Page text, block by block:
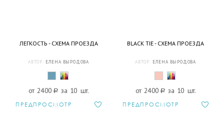
ЛЕГКОСТЬ - СХЕМА ПРОЕЗДА
АВТОР: ЕЛЕНА ВЫРОДОВА
от 2400 a за 10 шт.
ПРЕДПРОСМОТР
BLACK TIE - СХЕМА ПРОЕЗДА
АВТОР: ЕЛЕНА ВЫРОДОВА
от 2400 a за 10 шт.
ПРЕДПРОСМОТР